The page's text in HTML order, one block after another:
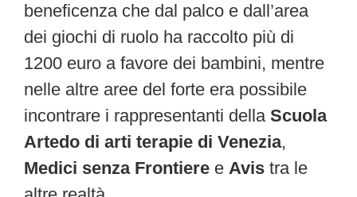
beneficenza che dal palco e dall’area
dei giochi di ruolo ha raccolto più di
1200 euro a favore dei bambini, mentre
nelle altre aree del forte era possibile
incontrare i rappresentanti della Scuola
Artedo di arti terapie di Venezia,
Medici senza Frontiere e Avis tra le